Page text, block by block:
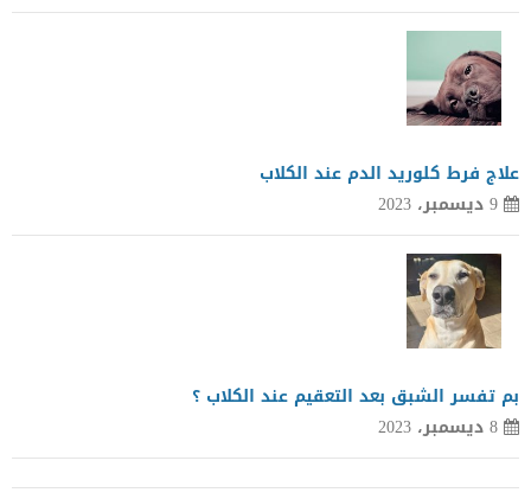
علاج فرط كلوريد الدم عند الكلاب
9 ديسمبر، 2023
بم تفسر الشبق بعد التعقيم عند الكلاب ؟
8 ديسمبر، 2023